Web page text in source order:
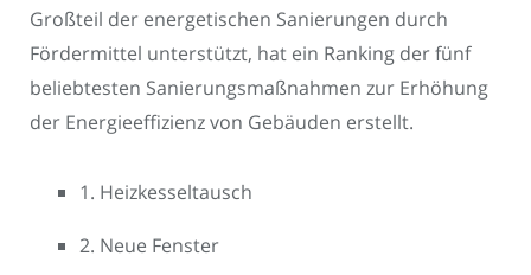
Großteil der energetischen Sanierungen durch
Fördermittel unterstützt, hat ein Ranking der fünf
beliebtesten Sanierungsmaßnahmen zur Erhöhung
der Energieeffizienz von Gebäuden erstellt.
1. Heizkesseltausch
2. Neue Fenster